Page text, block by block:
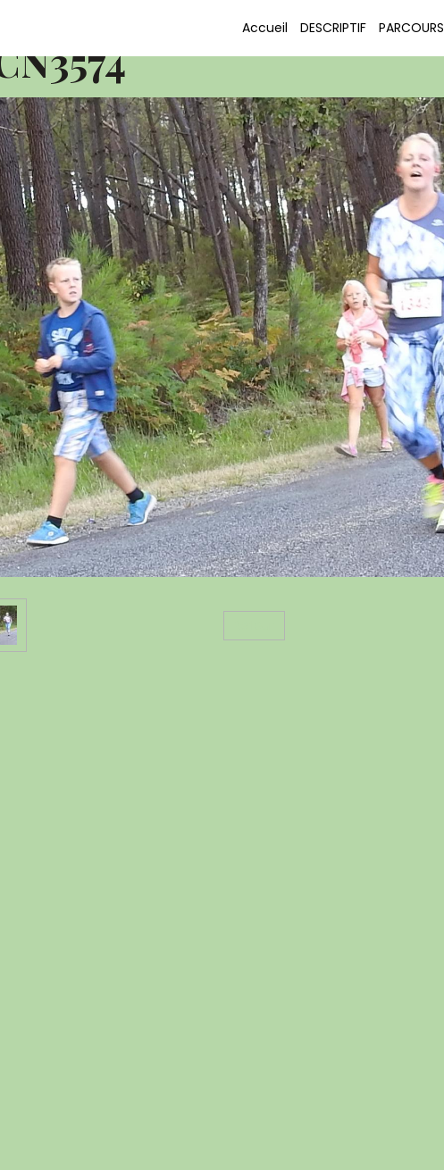
Accueil DESCRIPTIF PARCOURS
10 KM COURIR POUR LE PLAISIR LE PORGE 2016